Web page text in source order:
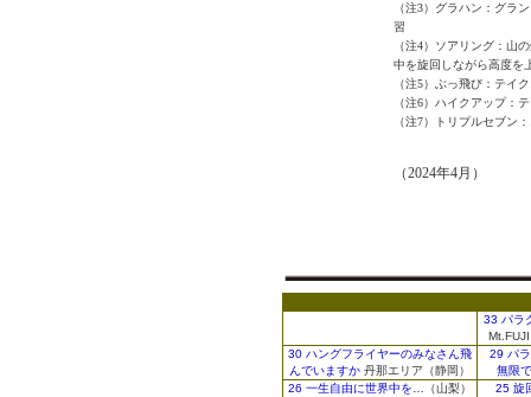
（注3）グラハン：グラ
習
（注4）ソアリング：山
中を旋回しながら高度を
（注5）ぶっ飛び：テイ
（注6）ハイクアップ：
（注7）トリプルセブン
（2024年4月）
33 パラ
30 ハングフライヤーのみなさん飛
んでいますか 丹那エリア（静岡）
29 パ
無限
26 一生自由に世界中を…
（山梨）
25 旋